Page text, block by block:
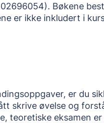
Bøkene
er ikke inkludert i
er du
skrive øvelse og
teoretiske eksamen